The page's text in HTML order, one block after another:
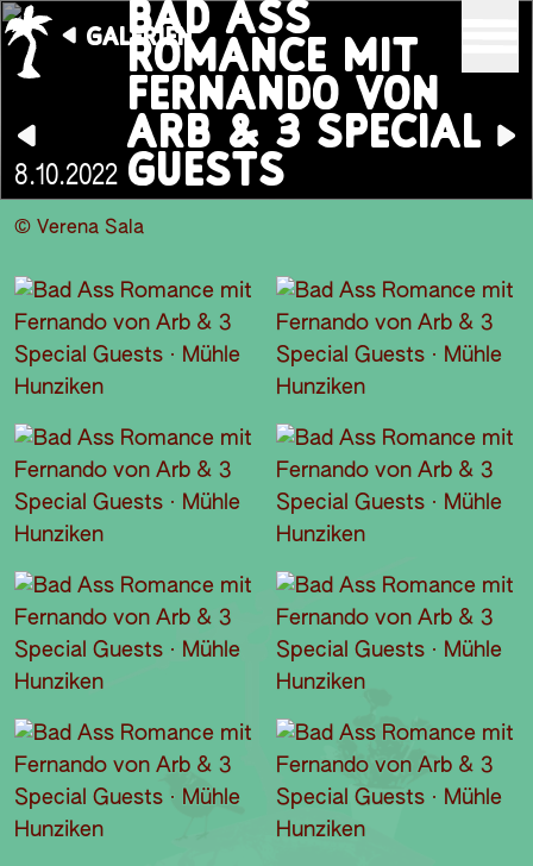
GALERIEN
8.10.2022
BAD ASS
ROMANCE MIT
FERNANDO VON
ARB & 3 SPECIAL
GUESTS
© Verena Sala